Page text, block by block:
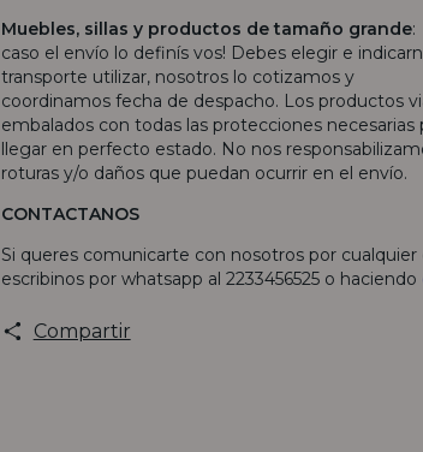
Muebles, sillas y productos de tamaño grande:
caso el envío lo definís vos! Debes elegir e
transporte utilizar, nosotros lo cotizamos y
coordinamos fecha de despacho. Los productos
embalados con todas las protecciones necesarias
llegar en perfecto estado. No nos
roturas y/o daños que puedan ocurrir en el envío.
CONTACTANOS
Si queres comunicarte con nosotros por cualquier
escribinos por whatsapp al 2233456525 o haciendo
Compartir